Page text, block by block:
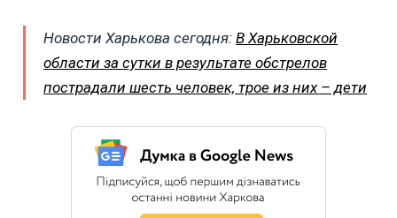
Новости Харькова сегодня: В Харьковской
области за сутки в результате обстрелов
пострадали шесть человек, трое из них – дети